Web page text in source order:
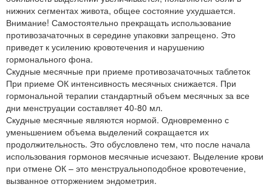
нижних сегментах живота, общее состояние ухудшается.
Внимание! Самостоятельно прекращать использование
противозачаточных в середине упаковки запрещено. Это
приведет к усилению кровотечения и нарушению
гормонального фона.
Скудные месячные при приеме противозачаточных таблеток
При приеме ОК интенсивность месячных снижается. При
гормональной терапии стандартный объем месячных за все
дни менструации составляет 40-80 мл.
Скудные месячные являются нормой. Одновременно с
уменьшением объема выделений сокращается их
продолжительность. Это обусловлено тем, что после начала
использования гормонов месячные исчезают. Выделение крови
при отмене ОК – это менструальноподобное кровотечение,
вызванное отторжением эндометрия.